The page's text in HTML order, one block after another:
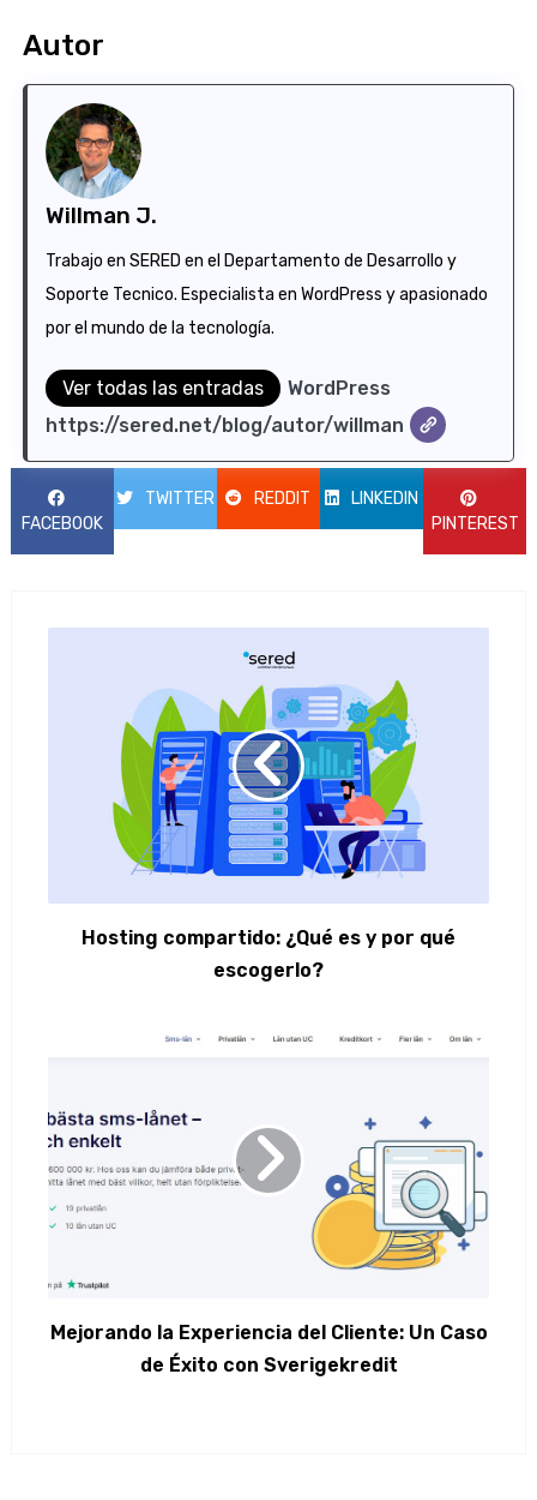
Autor
Willman J.
Trabajo en SERED en el Departamento de Desarrollo y
Soporte Tecnico. Especialista en WordPress y apasionado
por el mundo de la tecnología.
Ver todas las entradas
WordPress
https://sered.net/blog/autor/willman
FACEBOOK
TWITTER REDDIT
LINKEDIN
PINTEREST
Hosting compartido: ¿Qué es y por qué
escogerlo?
Mejorando la Experiencia del Cliente: Un Caso
de Éxito con Sverigekredit